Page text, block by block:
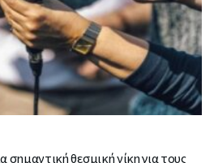
σημαντική θεσμική νίκη για τους